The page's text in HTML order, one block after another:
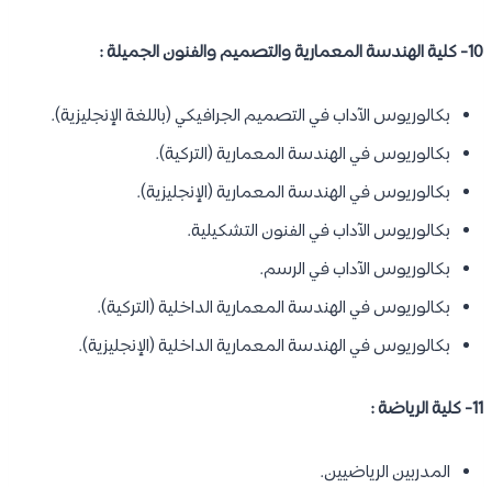
10- كلية الهندسة المعمارية والتصميم والفنون الجميلة :
بكالوريوس الآداب في التصميم الجرافيكي (باللغة الإنجليزية).
بكالوريوس في الهندسة المعمارية (التركية).
بكالوريوس في الهندسة المعمارية (الإنجليزية).
بكالوريوس الآداب في الفنون التشكيلية.
بكالوريوس الآداب في الرسم.
بكالوريوس في الهندسة المعمارية الداخلية (التركية).
بكالوريوس في الهندسة المعمارية الداخلية (الإنجليزية).
11- كلية الرياضة :
المدربين الرياضيين.